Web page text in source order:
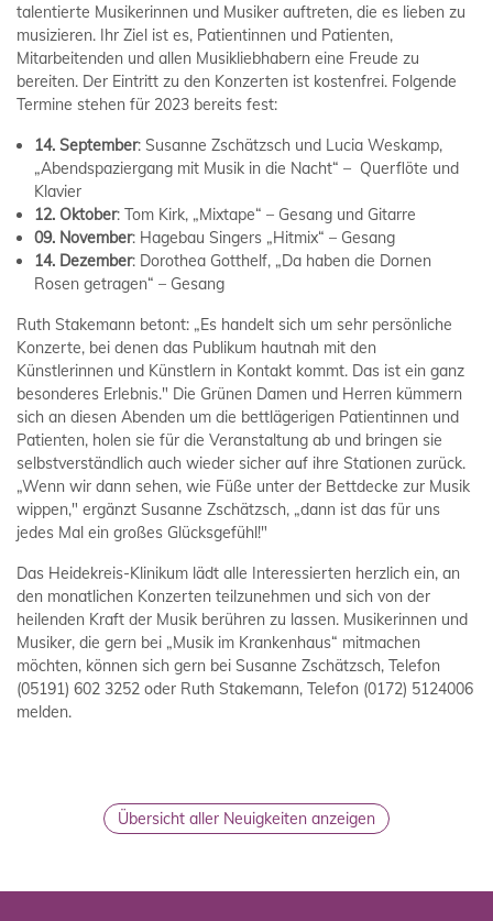
talentierte Musikerinnen und Musiker auftreten, die es lieben zu
musizieren. Ihr Ziel ist es, Patientinnen und Patienten,
Mitarbeitenden und allen Musikliebhabern eine Freude zu
bereiten. Der Eintritt zu den Konzerten ist kostenfrei. Folgende
Termine stehen für 2023 bereits fest:
14. September: Susanne Zschätzsch und Lucia Weskamp,
„Abendspaziergang mit Musik in die Nacht“ – Querflöte und
Klavier
12. Oktober: Tom Kirk, „Mixtape“ – Gesang und Gitarre
09. November: Hagebau Singers „Hitmix“ – Gesang
14. Dezember: Dorothea Gotthelf, „Da haben die Dornen
Rosen getragen“ – Gesang
Ruth Stakemann betont: „Es handelt sich um sehr persönliche
Konzerte, bei denen das Publikum hautnah mit den
Künstlerinnen und Künstlern in Kontakt kommt. Das ist ein ganz
besonderes Erlebnis." Die Grünen Damen und Herren kümmern
sich an diesen Abenden um die bettlägerigen Patientinnen und
Patienten, holen sie für die Veranstaltung ab und bringen sie
selbstverständlich auch wieder sicher auf ihre Stationen zurück.
„Wenn wir dann sehen, wie Füße unter der Bettdecke zur Musik
wippen," ergänzt Susanne Zschätzsch, „dann ist das für uns
jedes Mal ein großes Glücksgefühl!"
Das Heidekreis-Klinikum lädt alle Interessierten herzlich ein, an
den monatlichen Konzerten teilzunehmen und sich von der
heilenden Kraft der Musik berühren zu lassen. Musikerinnen und
Musiker, die gern bei „Musik im Krankenhaus“ mitmachen
möchten, können sich gern bei Susanne Zschätzsch, Telefon
(05191) 602 3252 oder Ruth Stakemann, Telefon (0172) 5124006
melden.
Übersicht aller Neuigkeiten anzeigen